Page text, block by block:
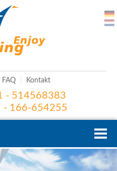
FAQ Kontakt
- 514568383
- 166-654255